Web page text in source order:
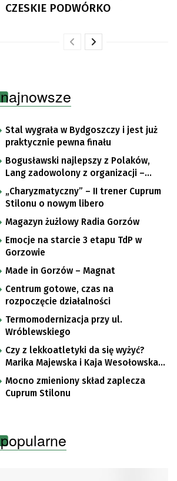
CZESKIE PODWÓRKO
najnowsze
Stal wygrała w Bydgoszczy i jest już
praktycznie pewna finału
Bogusławski najlepszy z Polaków,
Lang zadowolony z organizacji –
komentarze po trzecim etapie Tour
de Pologne
„Charyzmatyczny” – II trener Cuprum
Stilonu o nowym libero
Magazyn żużlowy Radia Gorzów
Emocje na starcie 3 etapu TdP w
Gorzowie
Made in Gorzów – Magnat
Centrum gotowe, czas na
rozpoczęcie działalności
Termomodernizacja przy ul.
Wróblewskiego
Czy z lekkoatletyki da się wyżyć?
Marika Majewska i Kaja Wesołowska
o płotkarskiej codzienności
Mocno zmieniony skład zaplecza
Cuprum Stilonu
popularne